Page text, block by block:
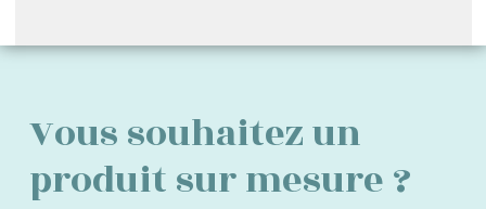
à plusieurs
être
Vous souhaitez un
produit sur mesure ?